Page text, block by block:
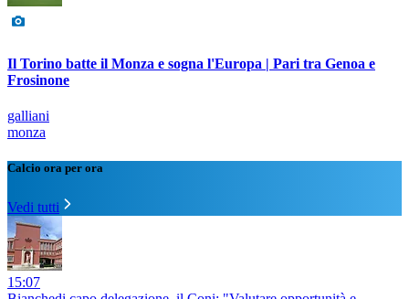
Il Torino batte il Monza e sogna l'Europa | Pari tra Genoa e
Frosinone
galliani
monza
Calcio ora per ora
Vedi tutti
15:07